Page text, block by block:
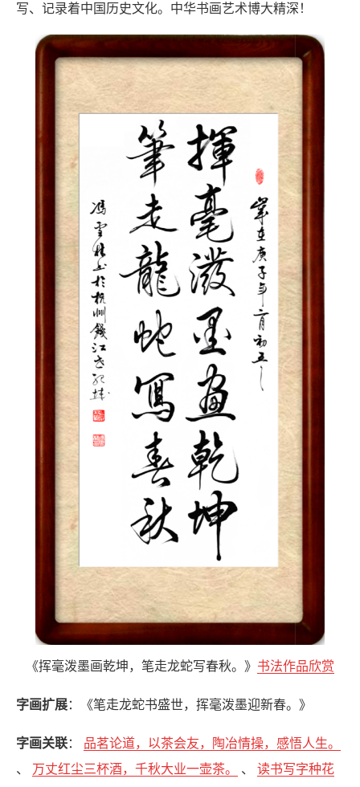
写、记录着中国历史文化。中华书画艺术博大精深！
《挥毫泼墨画乾坤，笔走龙蛇写春秋。》 书法作品欣赏
字画扩展：《笔走龙蛇书盛世，挥毫泼墨迎新春。》
字画关联： 品茗论道，以茶会友，陶冶情操，感悟人生。
、 万丈红尘三杯酒，千秋大业一壶茶。 、读书写字种花